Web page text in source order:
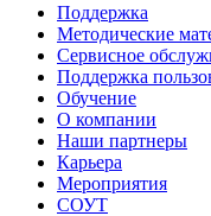
Поддержка
Методические
Сервисное
Поддержка
Обучение
О компании
Наши партнеры
Карьера
Мероприятия
СОУТ